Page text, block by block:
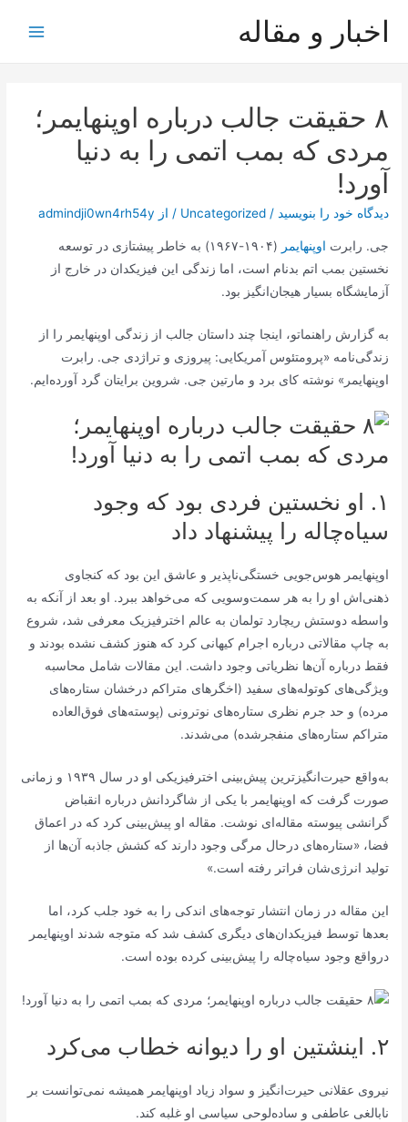
اخبار و مقاله
۸ حقیقت جالب درباره اوپنهایمر؛
مردی که بمب اتمی را به دنیا
آورد!
دیدگاه‌ خود را بنویسید /
Uncategorized / از admindji0wn4rh54y
جی. رابرت اوپنهایمر
(۱۹۰۴-۱۹۶۷) به خاطر پیشتازی در توسعه
نخستین بمب اتم بدنام است، اما زندگی این فیزیکدان در خارج از
آزمایشگاه بسیار هیجان‌انگیز بود.
به گزارش راهنماتو، اینجا چند داستان جالب از زندگی اوپنهایمر را از
زندگی‌نامه «پرومتئوس آمریکایی: پیروزی و تراژدی جی. رابرت
اوپنهایمر» نوشته کای برد و مارتین جی. شروین برایتان گرد آورده‌ایم.
۱. او نخستین فردی بود که وجود
سیاه‌چاله را پیشنهاد داد
اوپنهایمر هوس‌جویی خستگی‌ناپذیر و عاشق این بود که کنجاوی
ذهنی‌اش او را به هر سمت‌وسویی که می‌خواهد ببرد. او بعد از آنکه به
واسطه دوستش ریچارد تولمان به عالم اخترفیزیک معرفی شد، شروع
به چاپ مقالاتی درباره اجرام کیهانی کرد که هنوز کشف نشده بودند و
فقط درباره آن‌ها نظریاتی وجود داشت. این مقالات شامل محاسبه
ویژگی‌های کوتوله‌های سفید (اخگر‌های متراکم درخشان ستاره‌های
مرده) و حد جرم نظری ستاره‌های نوترونی (پوسته‌های فوق‌العاده
متراکم ستاره‌های منفجرشده) می‌شدند.
به‌واقع حیرت‌انگیزترین پیش‌بینی اخترفیزیکی او در سال ۱۹۳۹ و زمانی
صورت گرفت که اوپنهایمر با یکی از شاگردانش درباره انقباض
گرانشی پیوسته مقاله‌ای نوشت. مقاله او پیش‌بینی کرد که در اعماق
فضا، «ستاره‌های درحال مرگی وجود دارند که کشش جاذبه آن‌ها از
تولید انرژی‌شان فراتر رفته است.»
این مقاله در زمان انتشار توجه‌های اندکی را به خود جلب کرد، اما
بعد‌ها توسط فیزیکدان‌های دیگری کشف شد که متوجه شدند اوپنهایمر
درواقع وجود سیاه‌چاله را پیش‌بینی کرده بوده است.
۲. اینشتین او را دیوانه خطاب می‌کرد
نیروی عقلانی حیرت‌انگیز و سواد زیاد اوپنهایمر همیشه نمی‌توانست بر
نابالغی عاطفی و ساده‌لوحی سیاسی او غلبه کند.